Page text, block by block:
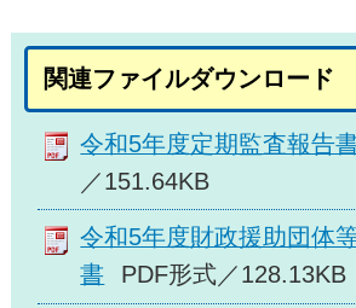
関連ファイルダウンロード
令和5年度定期監査報告
／151.64KB
令和5年度財政援助団体
書
PDF形式／128.13KB